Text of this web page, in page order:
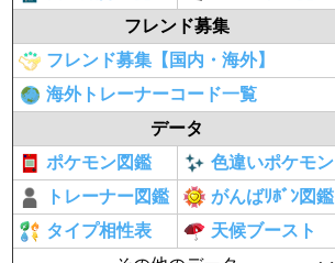
フレンド募集
フレンド募集【国内・海外】
海外トレーナーコード一覧
データ
ポケモン図鑑
色違いポケモン
トレーナー図鑑
がんばﾘﾎﾞﾝ図鑑
タイプ相性表
天候ブースト